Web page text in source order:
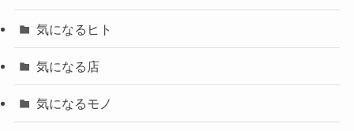
気になるヒト
気になる店
気になるモノ